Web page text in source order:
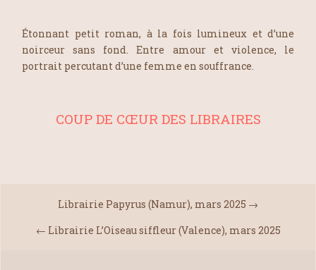
Étonnant petit roman, à la fois lumineux et d’une
noirceur sans fond. Entre amour et violence, le
portrait percutant d’une femme en souffrance.
COUP DE CŒUR DES LIBRAIRES
Librairie Papyrus (Namur), mars 2025 →
← Librairie L’Oiseau siffleur (Valence), mars 2025